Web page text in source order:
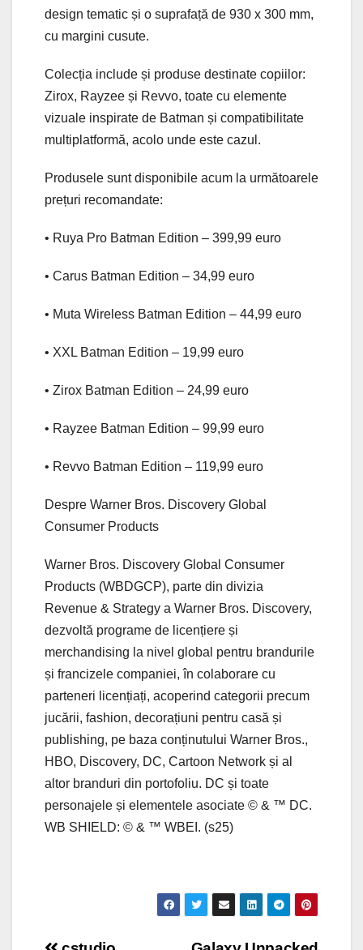
design tematic și o suprafață de 930 x 300 mm,
cu margini cusute.
Colecția include și produse destinate copiilor:
Zirox, Rayzee și Revvo, toate cu elemente
vizuale inspirate de Batman și compatibilitate
multiplatformă, acolo unde este cazul.
Produsele sunt disponibile acum la următoarele
prețuri recomandate:
• Ruya Pro Batman Edition – 399,99 euro
• Carus Batman Edition – 34,99 euro
• Muta Wireless Batman Edition – 44,99 euro
• XXL Batman Edition – 19,99 euro
• Zirox Batman Edition – 24,99 euro
• Rayzee Batman Edition – 99,99 euro
• Revvo Batman Edition – 119,99 euro
Despre Warner Bros. Discovery Global
Consumer Products
Warner Bros. Discovery Global Consumer
Products (WBDGCP), parte din divizia
Revenue & Strategy a Warner Bros. Discovery,
dezvoltă programe de licențiere și
merchandising la nivel global pentru brandurile
și francizele companiei, în colaborare cu
parteneri licențiați, acoperind categorii precum
jucării, fashion, decorațiuni pentru casă și
publishing, pe baza conținutului Warner Bros.,
HBO, Discovery, DC, Cartoon Network și al
altor branduri din portofoliu. DC și toate
personajele și elementele asociate © & ™ DC.
WB SHIELD: © & ™ WBEI. (s25)